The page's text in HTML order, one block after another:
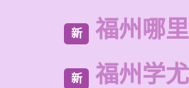
新 福州哪
新 福州学